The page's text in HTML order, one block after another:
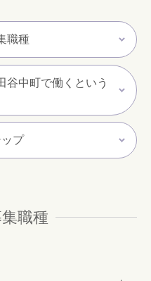
職種
谷中町で働くという
プ
職種